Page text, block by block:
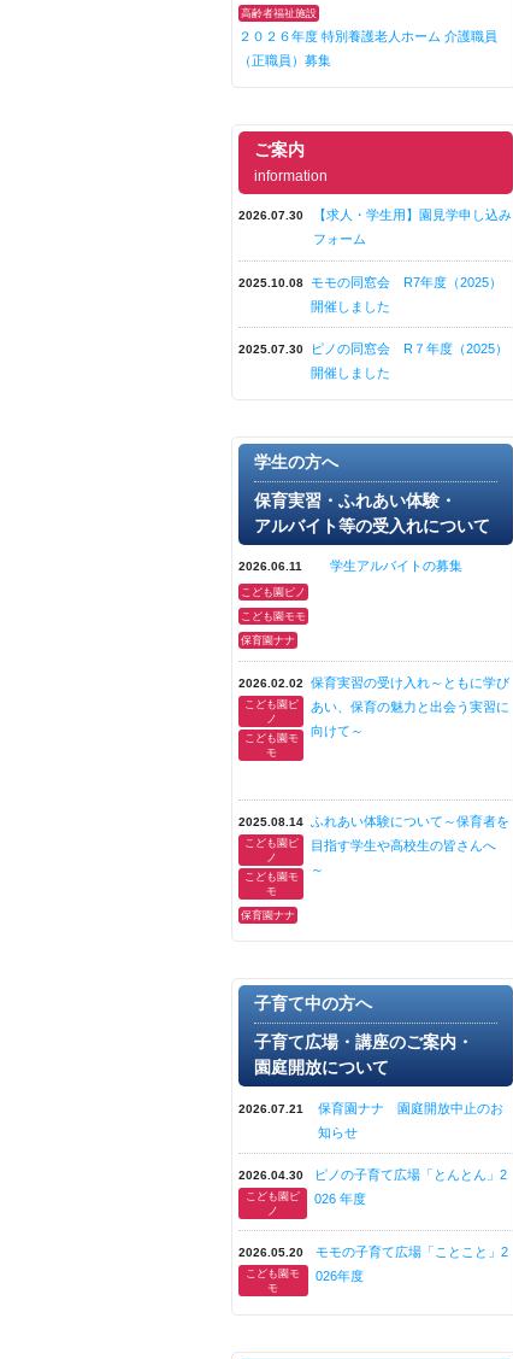
高齢者福祉施設
２０２６年度 特別養護老人ホーム 介護職員
（正職員）募集
ご案内
information
2026.07.30
【求人・学生用】園見学申し込み
フォーム
2025.10.08 モモの同窓会 R7年度（2025）
開催しました
2025.07.30
ピノの同窓会 R７年度（2025）
開催しました
学生の方へ
保育実習・ふれあい体験・
アルバイト等の受入れについて
2026.06.11
こども園ピノ
こども園モモ
保育園ナナ
学生アルバイトの募集
2026.02.02
こども園ピ
ノ
こども園モ
モ
保育実習の受け入れ～ともに学び
あい、保育の魅力と出会う実習に
向けて～
2025.08.14
こども園ピ
ノ
こども園モ
モ
保育園ナナ
ふれあい体験について～保育者を
目指す学生や高校生の皆さんへ
～
子育て中の方へ
子育て広場・講座のご案内・
園庭開放について
2026.07.21
保育園ナナ 園庭開放中止のお
知らせ
2026.04.30
こども園ピ
ノ
ピノの子育て広場「とんとん」2
026 年度
2026.05.20
こども園モ
モ
モモの子育て広場「ことこと」2
026年度